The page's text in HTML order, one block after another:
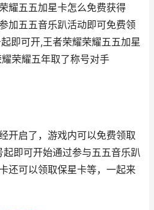
耀五五加星卡怎么免费获得
加五五音乐趴活动即可免费领
即可开,王者荣耀荣耀五五加星
荣耀五年取了称号对手
开启了，游戏内可以免费领取
起即可开始通过参与五五音乐趴
还可以领取保星卡等，一起来